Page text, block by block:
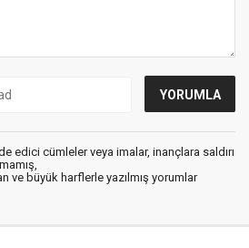
edici cümleler veya imalar, inançlara saldırı
ve büyük harflerle yazılmış yorumlar